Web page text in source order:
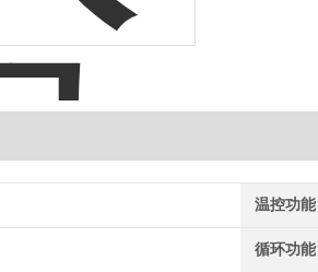
温控功能
循环功能